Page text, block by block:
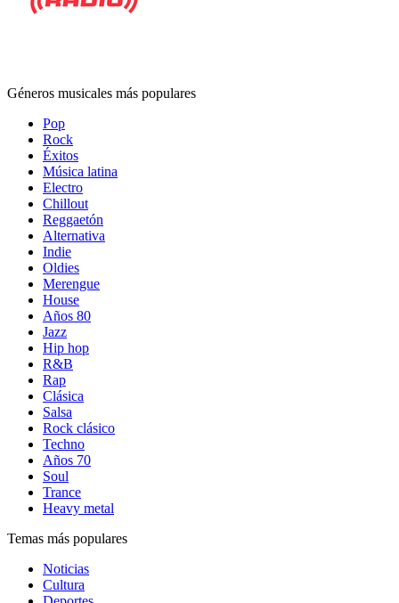
Géneros musicales más populares
Pop
Rock
Éxitos
Música latina
Electro
Chillout
Reggaetón
Alternativa
Indie
Oldies
Merengue
House
Años 80
Jazz
Hip hop
R&B
Rap
Clásica
Salsa
Rock clásico
Techno
Años 70
Soul
Trance
Heavy metal
Temas más populares
Noticias
Cultura